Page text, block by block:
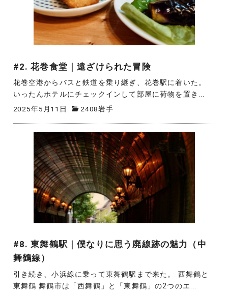
#2. 花巻食堂｜遠ざけられた冒険
花巻空港からバスと鉄道を乗り継ぎ、花巻駅に着いた。
いったんホテルにチェックインして部屋に荷物を置き...
2025年5月11日 2408岩手
#8. 東舞鶴駅｜僕なりに思う廃線跡の魅力（中
舞鶴線）
引き続き、小浜線に乗って東舞鶴駅まで来た。 西舞鶴と
東舞鶴 舞鶴市は「西舞鶴」と「東舞鶴」の2つのエ...